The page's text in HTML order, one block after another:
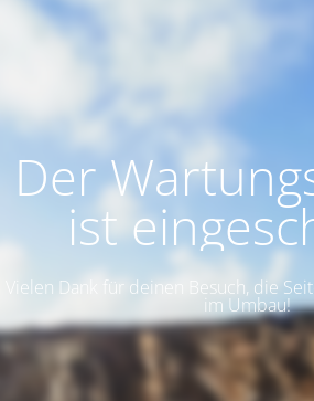
Der
ist
Vielen Dank für deinen Besuch, die
im Umbau!